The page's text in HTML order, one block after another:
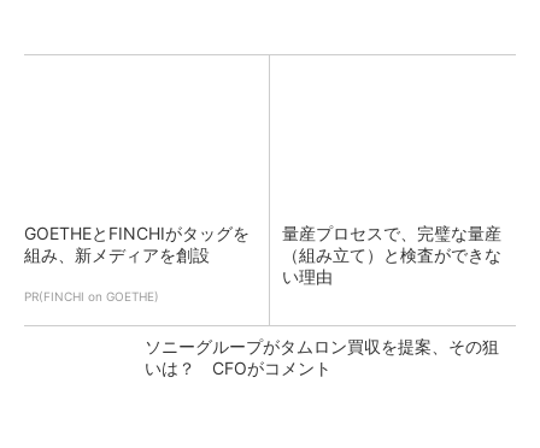
GOETHEとFINCHIがタッグを
組み、新メディアを創設
PR(FINCHI on GOETHE)
量産プロセスで、完璧な量産
（組み立て）と検査ができな
い理由
ソニーグループがタムロン買収を提案、その狙
いは？ CFOがコメント